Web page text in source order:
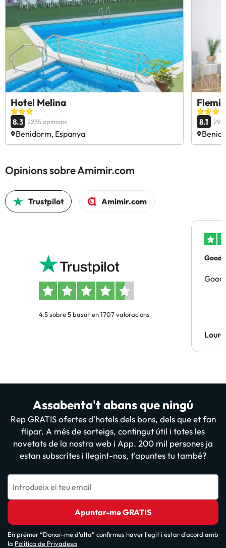
Hotel Melina
8.3 2235 opinions
Benidorm, Espanya
8.1
Opinions sobre Amimir.com
Trustpilot Amimir.com
4.5 sobre 5 basat en 1707 valoracions
Good
Good
Assabenta't abans que ningú
Rep GRATIS ofertes d'hotels dels bons, dels que et fan
flipar. A més de sorteigs, contingut útil i totes les
novetats de la nostra web i App. 200 mil persones ja
estan subscrites i llegint-nos, t'apuntes tu també?
Introdueix el teu email
Apuntar-me GRATIS
En prémer “Donar-me d'alta” confirmes haver llegit i estar d'acord amb
la Política de Privadesa